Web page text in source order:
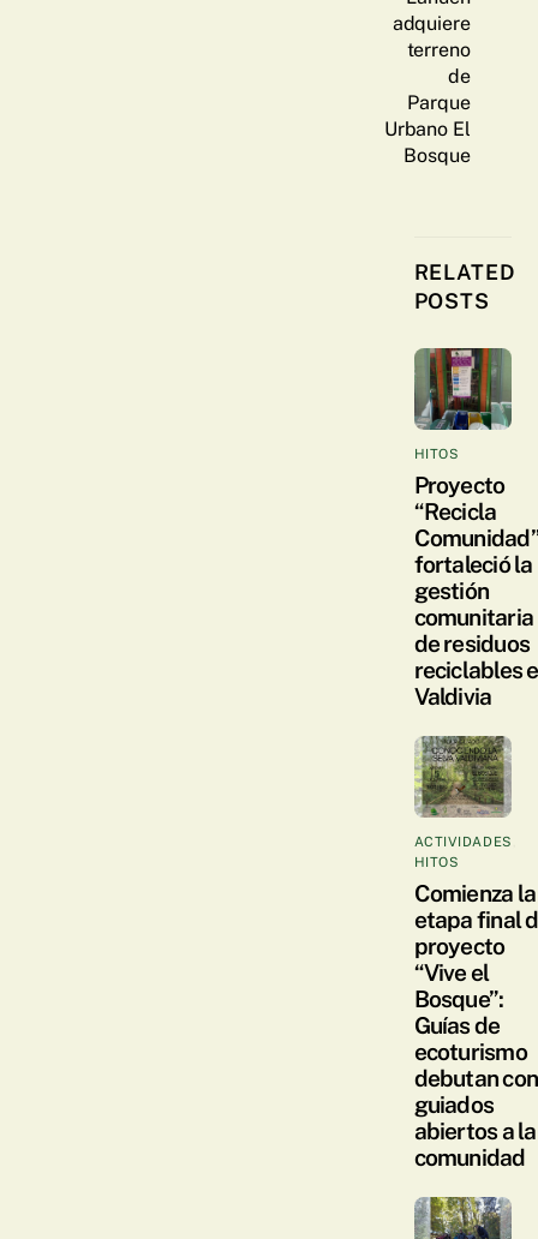
adquiere
terreno
de
Parque
Urbano El
Bosque
RELATED
POSTS
HITOS
Proyecto
“Recicla
fortaleció la
gestión
comunitaria
de residuos
reciclables
Valdivia
ACTIVIDADES
HITOS
Comienza la
etapa final
proyecto
“Vive el
Bosque”:
Guías de
ecoturismo
debutan con
guiados
abiertos a la
comunidad